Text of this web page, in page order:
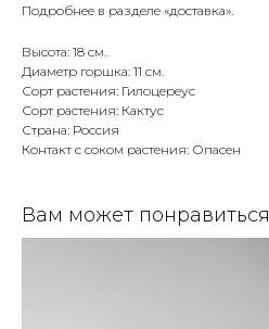
Подробнее в разделе «доставка».
Высота: 18 см.
Диаметр горшка: 11 см.
Сорт растения: Гилоцереус
Сорт растения: Кактус
Страна: Россия
Контакт с соком растения: Опасен
Вам может понравиться